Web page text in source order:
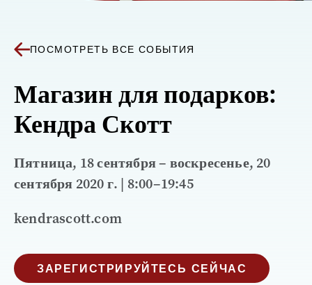
ПОСМОТРЕТЬ ВСЕ СОБЫТИЯ
Магазин для подарков:
Кендра Скотт
Пятница, 18 сентября – воскресенье, 20
сентября 2020 г. | 8:00–19:45
kendrascott.com
ЗАРЕГИСТРИРУЙТЕСЬ СЕЙЧАС